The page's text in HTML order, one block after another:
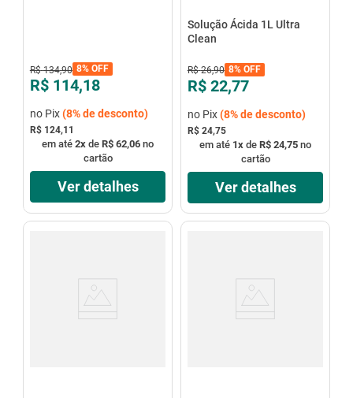
R$ 134,90 8%OFF
R$ 114,18
no Pix(8%de desconto)
R$ 124,11
em até 2x de R$ 62,06 no
cartão
Ver detalhes
Solução Ácida 1L Ultra
Clean
R$ 26,90 8%OFF
R$ 22,77
no Pix(8%de desconto)
R$ 24,75
em até 1x de R$ 24,75 no
cartão
Ver detalhes